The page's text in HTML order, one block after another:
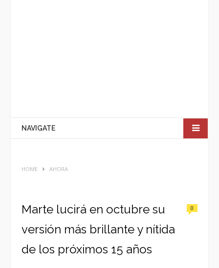
NAVIGATE
HOME AHORA
Marte lucirá en octubre su
versión más brillante y nítida
de los próximos 15 años
0